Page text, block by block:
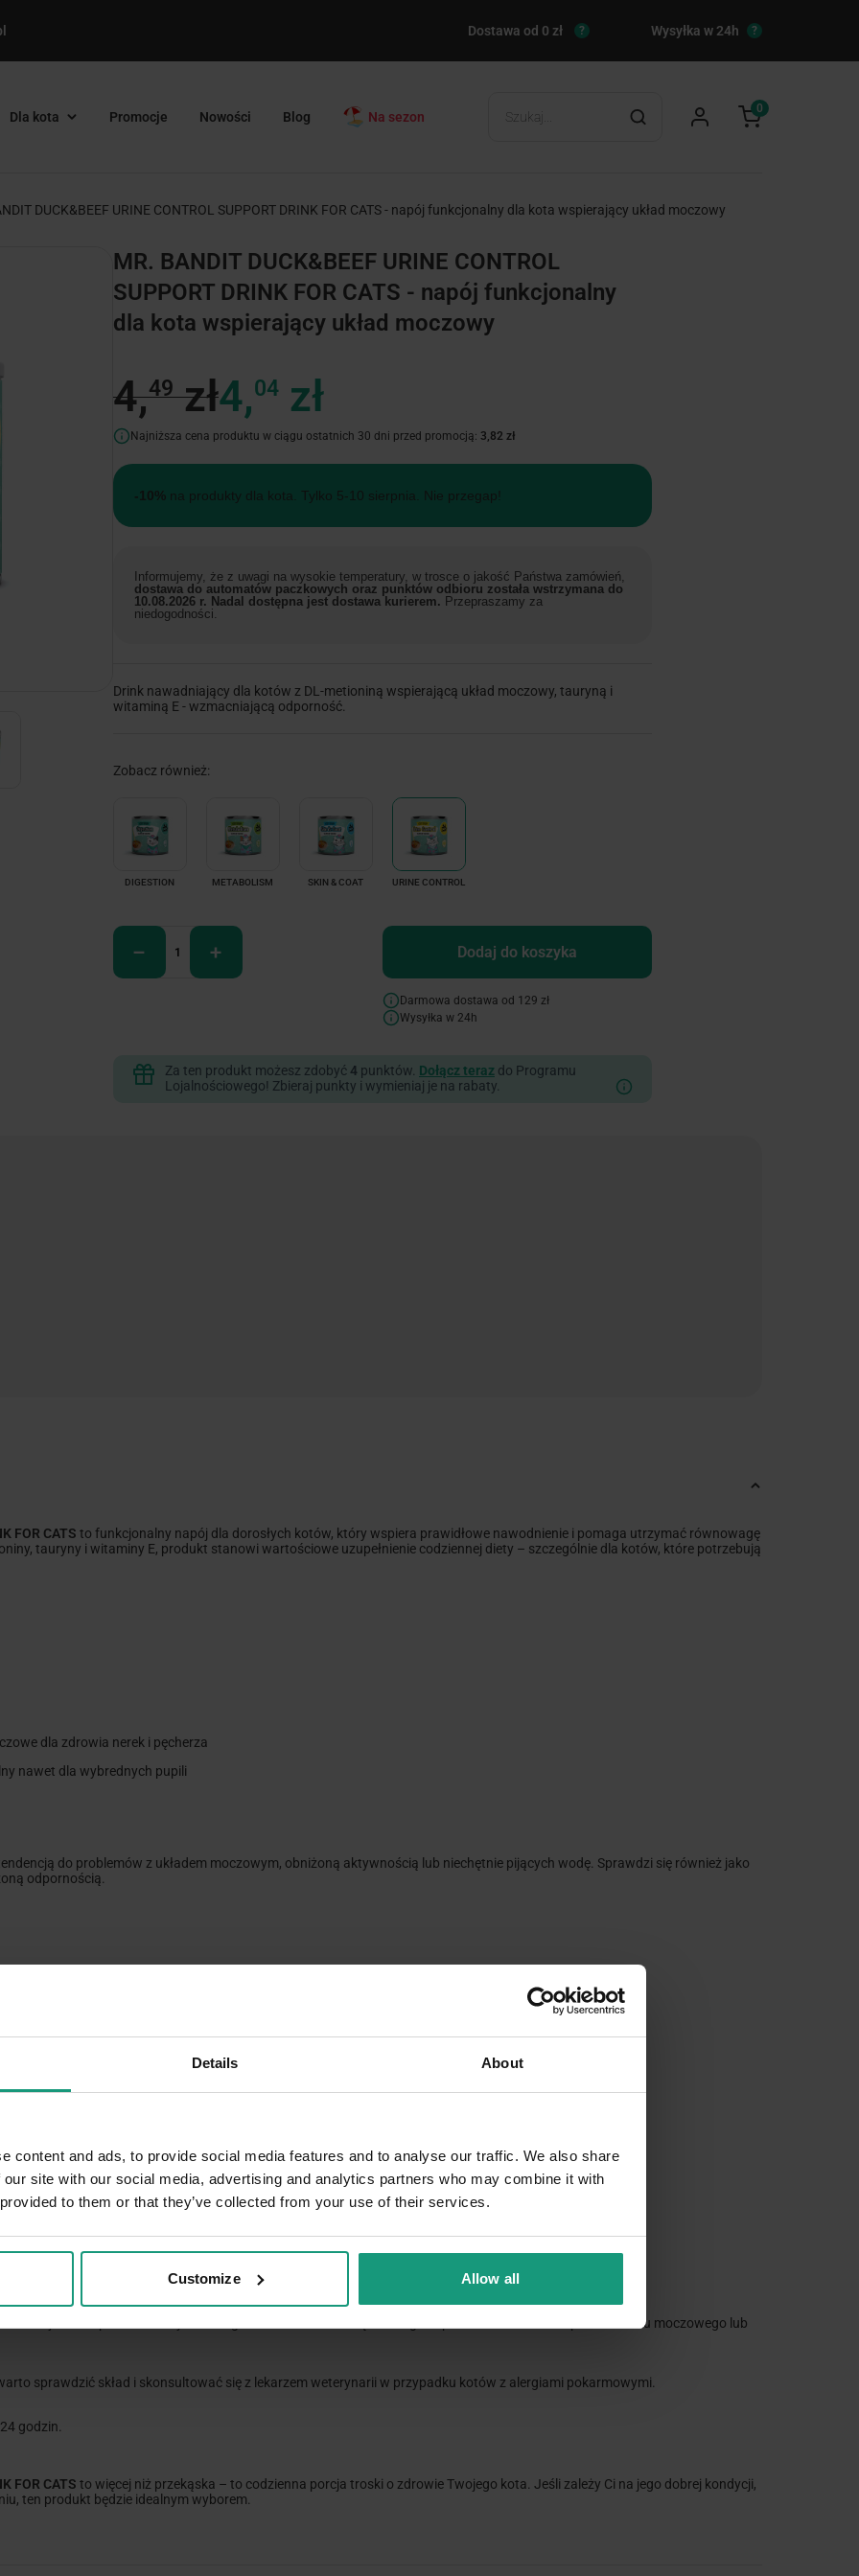
Details About
content and ads, to provide social media features and to analyse our traffic. We also share
site with our social media, advertising and analytics partners who may combine it with
to them or that they’ve collected from your use of their services.
Customize Allow all
Dostawa od 0 zł ? Wysyłka w 24h ?
Dla kota Promocje Nowości Blog Na sezon
0
DUCK&BEEF URINE CONTROL SUPPORT DRINK FOR CATS - napój funkcjonalny dla kota wspierający układ moczowy
MR. BANDIT DUCK&BEEF URINE CONTROL
SUPPORT DRINK FOR CATS - napój funkcjonalny
dla kota wspierający układ moczowy
4,49zł4,04zł
Najniższa cena produktu w ciągu ostatnich 30 dni przed promocją: 3,82 zł
-10%na produkty dla kota. Tylko 5-10 sierpnia. Nie przegap!
Informujemy, że z uwagi na wysokie temperatury, w trosce o jakość Państwa zamówień,
dostawa do automatów paczkowych oraz punktów odbioru została wstrzymana do
10.08.2026 r. Nadal dostępna jest dostawa kurierem. Przepraszamy za
niedogodności.
Drink nawadniający dla kotów z DL-metioniną wspierającą układ moczowy, tauryną i
witaminą E - wzmacniającą odporność.
Zobacz również:
DIGESTION METABOLISM SKIN & COAT URINE CONTROL
Dodaj do koszyka
Darmowa dostawa od 129 zł
Wysyłka w 24h
Za ten produkt możesz zdobyć 4 punktów. Dołącz terazdo Programu
Lojalnościowego! Zbieraj punkty i wymieniaj je na rabaty.
FOR CATS to funkcjonalny napój dla dorosłych kotów, który wspiera prawidłowe nawodnienie i pomaga utrzymać równowagę
tauryny i witaminy E, produkt stanowi wartościowe uzupełnienie codziennej diety – szczególnie dla kotów, które potrzebują
dla zdrowia nerek i pęcherza
nawet dla wybrednych pupili
do problemów z układem moczowym, obniżoną aktywnością lub niechętnie pijących wodę. Sprawdzi się również jako
odpornością.
skrobia ziemniaczana (2%), dekstroza (0,5%), produkty drożdżowe (0,2%), chlorek sodu (0,1%).
Produkt nie zastępuje pełnoporcjowego pożywienia. Nie do spożycia przez ludzi.
jako uzupełnienie diety – szczególnie w okresach zwiększonego zapotrzebowania na wsparcie układu moczowego lub
sprawdzić skład i skonsultować się z lekarzem weterynarii w przypadku kotów z alergiami pokarmowymi.
godzin.
FOR CATS to więcej niż przekąska – to codzienna porcja troski o zdrowie Twojego kota. Jeśli zależy Ci na jego dobrej kondycji,
ten produkt będzie idealnym wyborem.